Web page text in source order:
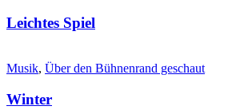
Leichtes Spiel
Musik, Über den Bühnenrand geschaut
Winter